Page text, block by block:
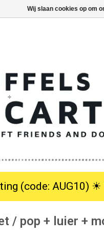
(code: AUG10) ☀︎
/ pop + luier +
Wij slaan cookies op om